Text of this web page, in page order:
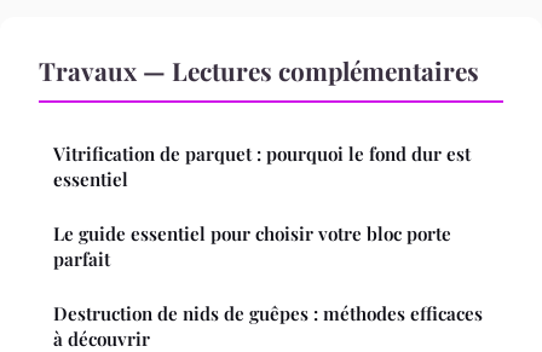
Travaux — Lectures complémentaires
Vitrification de parquet : pourquoi le fond dur est
essentiel
Le guide essentiel pour choisir votre bloc porte
parfait
Destruction de nids de guêpes : méthodes efficaces
à découvrir